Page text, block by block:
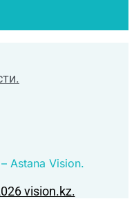
– Astana Vision.
vision.kz.